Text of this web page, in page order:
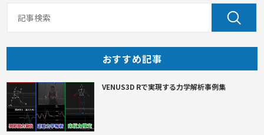
おすすめ記事
VENUS3D Rで実現する力学解析事例集